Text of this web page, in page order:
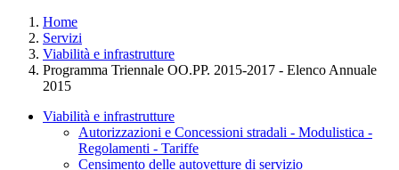
Home
Servizi
Viabilità e infrastrutture
Programma Triennale OO.PP. 2015-2017 - Elenco Annuale
2015
Viabilità e infrastrutture
Autorizzazioni e Concessioni stradali - Modulistica -
Regolamenti - Tariffe
Censimento delle autovetture di servizio